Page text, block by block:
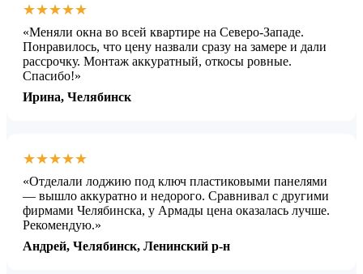
★★★★★
«Меняли окна во всей квартире на Северо-Западе.
Понравилось, что цену назвали сразу на замере и дали
рассрочку. Монтаж аккуратный, откосы ровные.
Спасибо!»
Ирина, Челябинск
★★★★★
«Отделали лоджию под ключ пластиковыми панелями
— вышло аккуратно и недорого. Сравнивал с другими
фирмами Челябинска, у Армады цена оказалась лучше.
Рекомендую.»
Андрей, Челябинск, Ленинский р-н